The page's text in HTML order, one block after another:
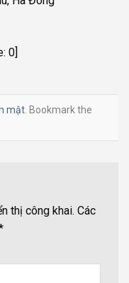
0]
mật . Bookmark the
thị công khai. Các